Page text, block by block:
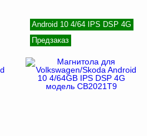
Android 10 4/64 IPS DSP 4G
Предзаказ